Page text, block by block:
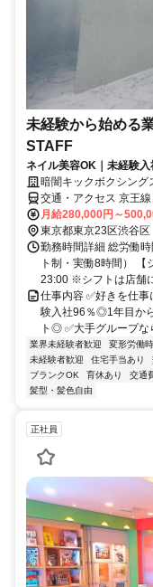
未経験から始める
STAFF
ネイル美容OK｜未経験
暗闇キックボクシン
交通・アクセス 京王
月給280,000円～
東京都東京23区渋谷区
勤務時間詳細 総労働
ト制・実働8時間）
23:00 ※シフトは店舗
仕事内容 ✅好きを仕
験入社96％◎1年目か
ト◎ ✅大手グループ
業界未経験者歓迎 変形労働
未経験者歓迎
住宅手当あり
ブランクOK
育休あり 交通
髪型・髪色自由
正社員